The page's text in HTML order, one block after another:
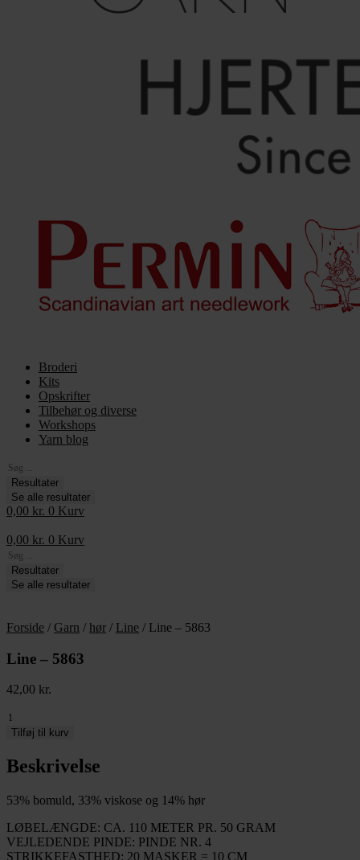
Broderi
Kits
Opskrifter
Tilbehør og diverse
Workshops
Yarn blog
Search
...Resultater
Se alle resultater
0,00 kr. 0 Kurv
0,00 kr. 0 Kurv
Search
...Resultater
Se alle resultater
Forside / Garn / hør / Line / Line – 5863
Line – 5863
42,00 kr.
Line
antal
Tilføj til kurv
Beskrivelse
53% bomuld, 33% viskose og 14% hør
LØBELÆNGDE: CA. 110 METER PR. 50 GRAM
VEJLEDENDE PINDE: PINDE NR. 4
STRIKKEFASTHED: 20 MASKER = 10 CM